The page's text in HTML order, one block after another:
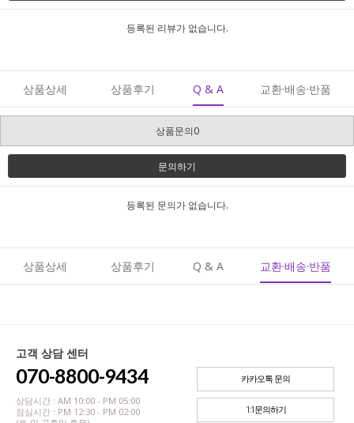
등록된 리뷰가 없습니다.
상품상세 상품후기 Q & A 교환·배송·반품
상품문의0
문의하기
등록된 문의가 없습니다.
상품상세 상품후기 Q & A 교환·배송·반품
고객 상담 센터
070-8800-9434
상담시간 : AM 10:00 - PM 05:00
점심시간 : PM 12:30 - PM 02:00
카카오톡 문의
1:1문의하기